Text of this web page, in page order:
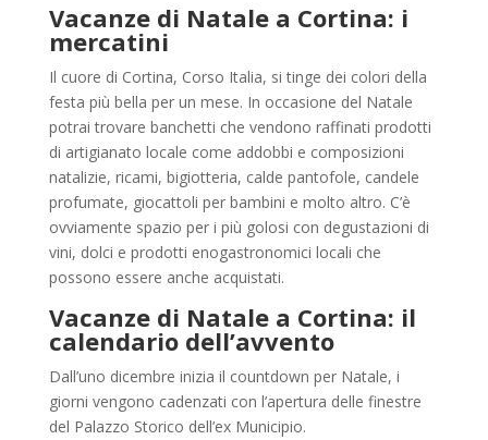
Vacanze di Natale a Cortina: i
mercatini
Il cuore di Cortina, Corso Italia, si tinge dei colori della
festa più bella per un mese. In occasione del Natale
potrai trovare banchetti che vendono raffinati prodotti
di artigianato locale come addobbi e composizioni
natalizie, ricami, bigiotteria, calde pantofole, candele
profumate, giocattoli per bambini e molto altro. C’è
ovviamente spazio per i più golosi con degustazioni di
vini, dolci e prodotti enogastronomici locali che
possono essere anche acquistati.
Vacanze di Natale a Cortina: il
calendario dell’avvento
Dall’uno dicembre inizia il countdown per Natale, i
giorni vengono cadenzati con l’apertura delle finestre
del Palazzo Storico dell’ex Municipio.